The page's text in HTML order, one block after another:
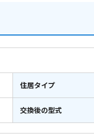
住居タイプ
交換後の型式